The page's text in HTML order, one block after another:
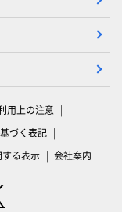
用上の注意
づく表記
る表示 会社案内